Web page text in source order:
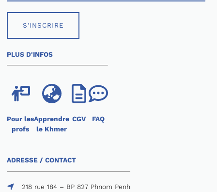
S'INSCRIRE
PLUS D'INFOS
Pour les
profs
Apprendre
le Khmer
CGV FAQ
ADRESSE / CONTACT
218 rue 184 – BP 827 Phnom Penh